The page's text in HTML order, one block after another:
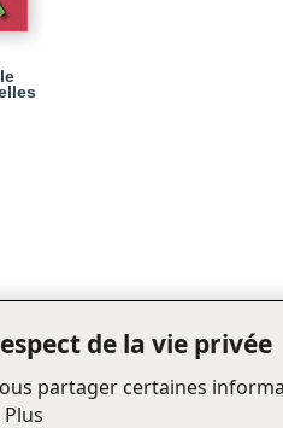
de la vie privée
partager certaines
Plus